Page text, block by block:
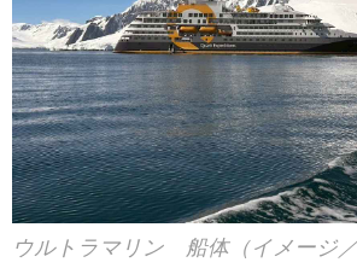
ウルトラマリン 船体（イメージ／